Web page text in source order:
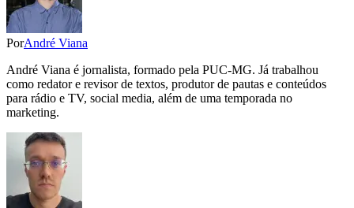
PorAndré Viana
André Viana é jornalista, formado pela PUC-MG. Já trabalhou
como redator e revisor de textos, produtor de pautas e conteúdos
para rádio e TV, social media, além de uma temporada no
marketing.